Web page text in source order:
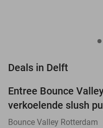
Deals in Delft
TODAY
Entree Bounce
verkoelende slush
Bounce Valley Rotterdam